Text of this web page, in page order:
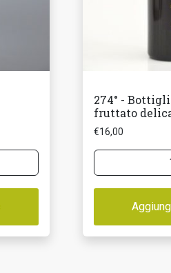
274° -
fruttato
€16,00
274°
-
Bottiglia
0.75
-